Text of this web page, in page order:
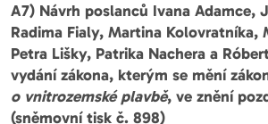
A7) Návrh poslanců Ivana Adamce,
Radima Fialy, Martina Kolovratníka,
Petra Lišky, Patrika Nachera a
vydání zákona, kterým se mění
o vnitrozemské plavbě, ve znění
(sněmovní tisk č. 898)